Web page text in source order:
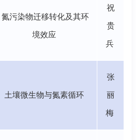
氮污染物迁移转化及其环
境效应
祝
贵
兵
土壤微生物与氮素循环
张
丽
梅